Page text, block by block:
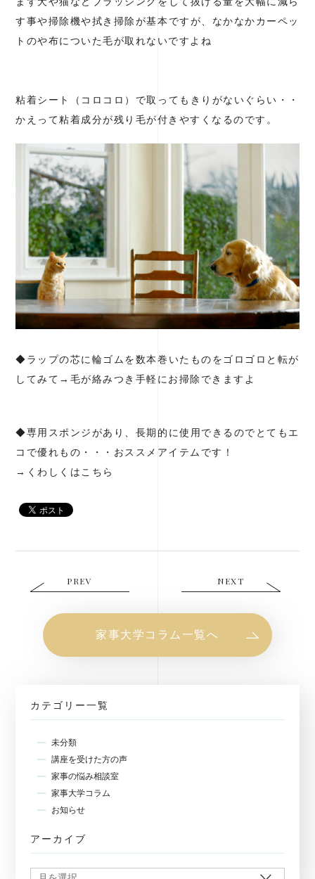
す事や掃除機や拭き掃除が基本ですが、なかなかカーペッ
トのや布についた毛が取れないですよね
粘着シート（コロコロ）で取ってもきりがないぐらい・・
かえって粘着成分が残り毛が付きやすくなるのです。
◆ラップの芯に輪ゴムを数本巻いたものをゴロゴロと転が
してみて→毛が絡みつき手軽にお掃除できますよ
◆専用スポンジがあり、長期的に使用できるのでとてもエ
コで優れもの・・・おススメアイテムです！
→くわしくはこちら
PREV NEXT
家事大学コラム一覧へ
カテゴリー一覧
未分類
講座を受けた方の声
家事の悩み相談室
家事大学コラム
お知らせ
アーカイブ